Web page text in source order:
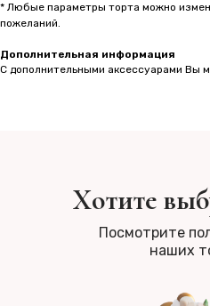
* Любые параметры торта можно
пожеланий.
Дополнительная информация
С дополнительными аксессуарами Вы
Хотите
Посмотрите
наших